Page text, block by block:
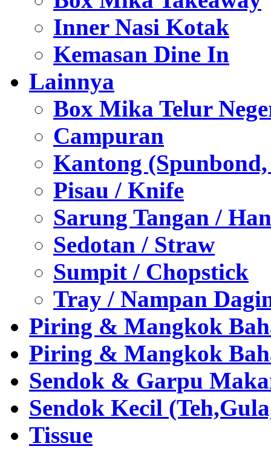
Inner Nasi Kotak
Kemasan Dine In
Lainnya
Box Mika Telur
Campuran
Kantong
Pisau / Knife
Sarung Tangan /
Sedotan / Straw
Sumpit / Chopstick
Tray / Nampan
Piring & Mangkok
Piring & Mangkok
Sendok & Garpu
Sendok Kecil
Tissue